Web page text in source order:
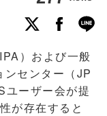
）および一般
センター（JP
ーザー会が提
が存在すると